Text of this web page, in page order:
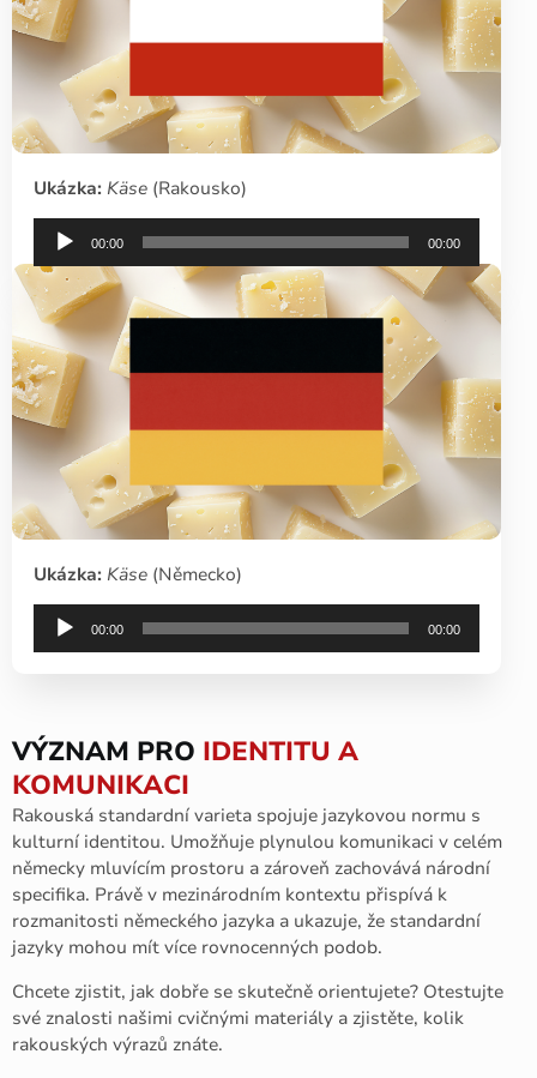
Ukázka: Käse (Rakousko)
Audio
přehrávač
00:00 00:00
Ukázka: Käse (Německo)
Audio
přehrávač
00:00 00:00
VÝZNAM PRO IDENTITU A
KOMUNIKACI
Rakouská standardní varieta spojuje jazykovou normu s
kulturní identitou. Umožňuje plynulou komunikaci v celém
německy mluvícím prostoru a zároveň zachovává národní
specifika. Právě v mezinárodním kontextu přispívá k
rozmanitosti německého jazyka a ukazuje, že standardní
jazyky mohou mít více rovnocenných podob.
Chcete zjistit, jak dobře se skutečně orientujete? Otestujte
své znalosti našimi cvičnými materiály a zjistěte, kolik
rakouských výrazů znáte.